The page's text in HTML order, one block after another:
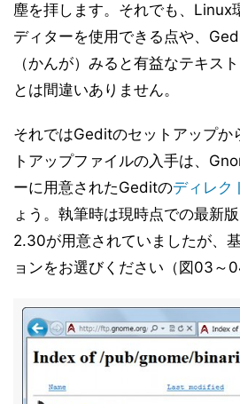
塵を拝します。それでも、Linux
ディターを使用できる点や、
（かんが）みると有益なテキス
とは間違いありません。
それではGeditのセットアップか
トアップファイルの入手は、
ーに用意されたGeditのディレク
ょう。執筆時は現時点での最新
2.30が用意されていましたが、
ョンをお選びください（図03～